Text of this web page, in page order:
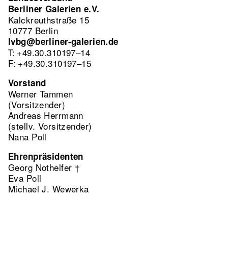
Berliner Galerien e.V.
Kalckreuthstraße 15
10777 Berlin
lvbg@berliner-galerien.de
T: +49.30.310197–14
F: +49.30.310197–15
Vorstand
Werner Tammen
(Vorsitzender)
Andreas Herrmann
(stellv. Vorsitzender)
Nana Poll
Ehrenpräsidenten
Georg Nothelfer †
Eva Poll
Michael J. Wewerka